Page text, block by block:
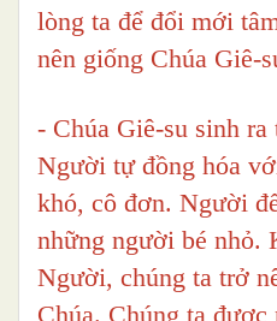
lòng ta để đổi mới
nên giống Chúa Giê-
- Chúa Giê-su sinh ra
Người tự đồng hóa
khó, cô đơn. Người
những người bé nhỏ.
Người, chúng ta trở
Chúa. Chúng ta